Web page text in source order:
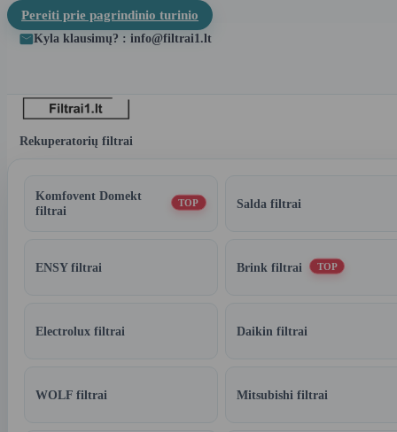
Pereiti prie pagrindinio turinio
Kyla klausimų? : info@filtrai1.lt
Rekuperatorių filtrai
Komfovent Domekt
filtrai
TOP Salda filtrai
ENSY filtrai Brink filtrai TOP
Electrolux filtrai Daikin filtrai
WOLF filtrai Mitsubishi filtrai